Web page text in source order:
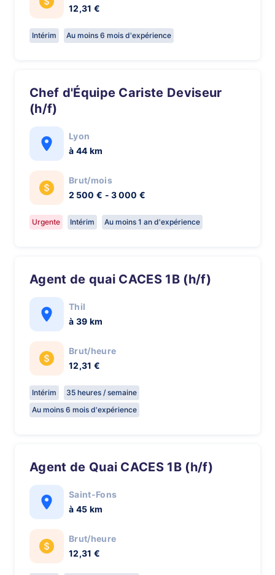
12,31 €
Intérim Au moins 6 mois d'expérience
Chef d'Équipe Cariste Deviseur
(h/f)
Lyon
à 44 km
Brut/mois
2 500 € - 3 000 €
Urgente Intérim Au moins 1 an d'expérience
Agent de quai CACES 1B (h/f)
Thil
à 39 km
Brut/heure
12,31 €
Intérim
35 heures / semaine
Au moins 6 mois d'expérience
Agent de Quai CACES 1B (h/f)
Saint-Fons
à 45 km
Brut/heure
12,31 €